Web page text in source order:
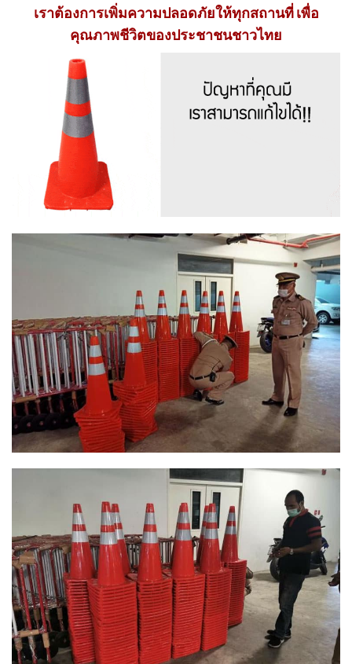
เราต้องการเพิ่มความปลอดภัยให้ทุกสถานที่ เพื่อ
คุณภาพชีวิตของประชาชนชาวไทย